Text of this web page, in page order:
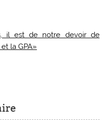
il est de notre devoir de
la GPA»